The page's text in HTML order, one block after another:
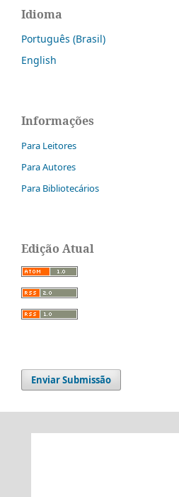
Idioma
Português (Brasil)
English
Informações
Para Leitores
Para Autores
Para Bibliotecários
Edição Atual
Enviar Submissão